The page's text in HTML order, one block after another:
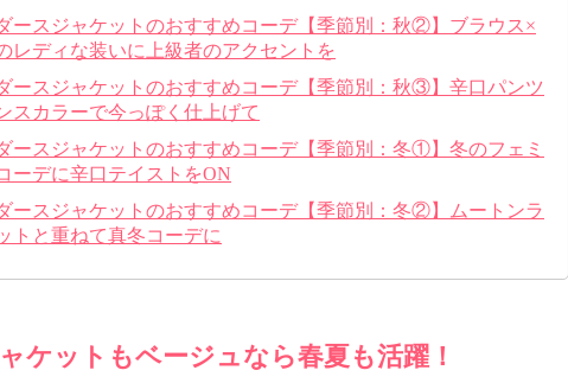
ースジャケットのおすすめコーデ【季節別：秋②】ブラウス×
レディな装いに上級者のアクセントを
ースジャケットのおすすめコーデ【季節別：秋③】辛口パンツ
スカラーで今っぽく仕上げて
ースジャケットのおすすめコーデ【季節別：冬①】冬のフェミ
ーデに辛口テイストをON
ースジャケットのおすすめコーデ【季節別：冬②】ムートンラ
トと重ねて真冬コーデに
ケットもベージュなら春夏も活躍！